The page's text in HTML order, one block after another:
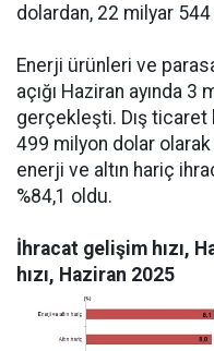
dolardan, 22 milyar
Enerji ürünleri ve
açığı Haziran ayında
gerçekleşti. Dış ticaret
499 milyon dolar
enerji ve altın hariç
%84,1 oldu.
İhracat gelişim hızı,
hızı, Haziran 2025